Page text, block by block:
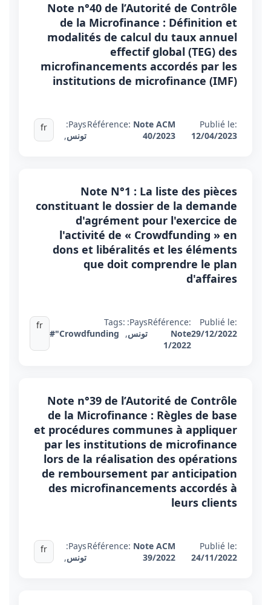
Note n°40 de l’Autorité de Contrôle
de la Microfinance : Définition et
modalités de calcul du taux annuel
effectif global (TEG) des
microfinancements accordés par les
institutions de microfinance (IMF)
Publié le:
12/04/2023
Référence: Note ACM
40/2023
Pays:
تونس,
fr
Note N°1 : La liste des pièces
constituant le dossier de la demande
d'agrément pour l'exercice de
l'activité de « Crowdfunding » en
dons et libéralités et les éléments
que doit comprendre le plan
d'affaires
Publié le:
29/12/2022
Référence:
Note
1/2022
Pays:
تونس,
Tags:
#"Crowdfunding
fr
Note n°39 de l’Autorité de Contrôle
de la Microfinance : Règles de base
et procédures communes à appliquer
par les institutions de microfinance
lors de la réalisation des opérations
de remboursement par anticipation
des microfinancements accordés à
leurs clients
Publié le:
24/11/2022
Référence: Note ACM
39/2022
Pays:
تونس,
fr